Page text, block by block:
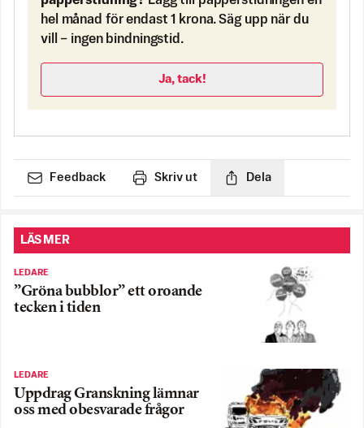
hel månad för endast 1 krona. Säg upp när du
vill – ingen bindningstid.
Ja, tack!
Feedback Skriv ut Dela
LÄS MER
LEDARE
”Gröna bubblor” ett oroande
tecken i tiden
LEDARE
Uppdrag Granskning lämnar
oss med obesvarade frågor